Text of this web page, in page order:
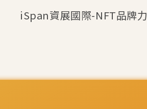
iSpan資展國際-NFT品牌力